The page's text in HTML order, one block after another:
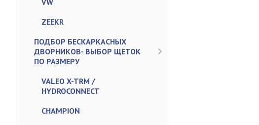
VW
ZEEKR
ПОДБОР БЕСКАРКАСНЫХ
ДВОРНИКОВ- ВЫБОР ЩЕТОК
ПО РАЗМЕРУ
VALEO X-TRM /
HYDROCONNECT
CHAMPION